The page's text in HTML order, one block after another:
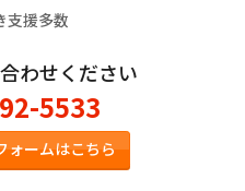
支援多数
わせください
5533
ォームはこちら